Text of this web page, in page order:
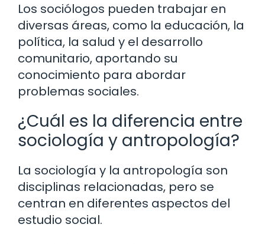
Los sociólogos pueden trabajar en
diversas áreas, como la educación, la
política, la salud y el desarrollo
comunitario, aportando su
conocimiento para abordar
problemas sociales.
¿Cuál es la diferencia entre
sociología y antropología?
La sociología y la antropología son
disciplinas relacionadas, pero se
centran en diferentes aspectos del
estudio social.